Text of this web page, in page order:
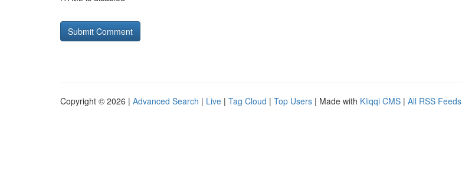
Copyright © 2026 | Advanced Search | Live | Tag Cloud | Top Users | Made with Kliqqi CMS | All RSS Feeds